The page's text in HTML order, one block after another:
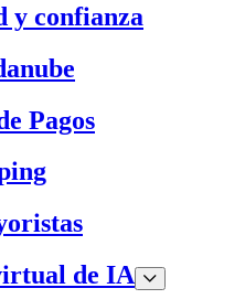
y confianza
Pagos
de IA